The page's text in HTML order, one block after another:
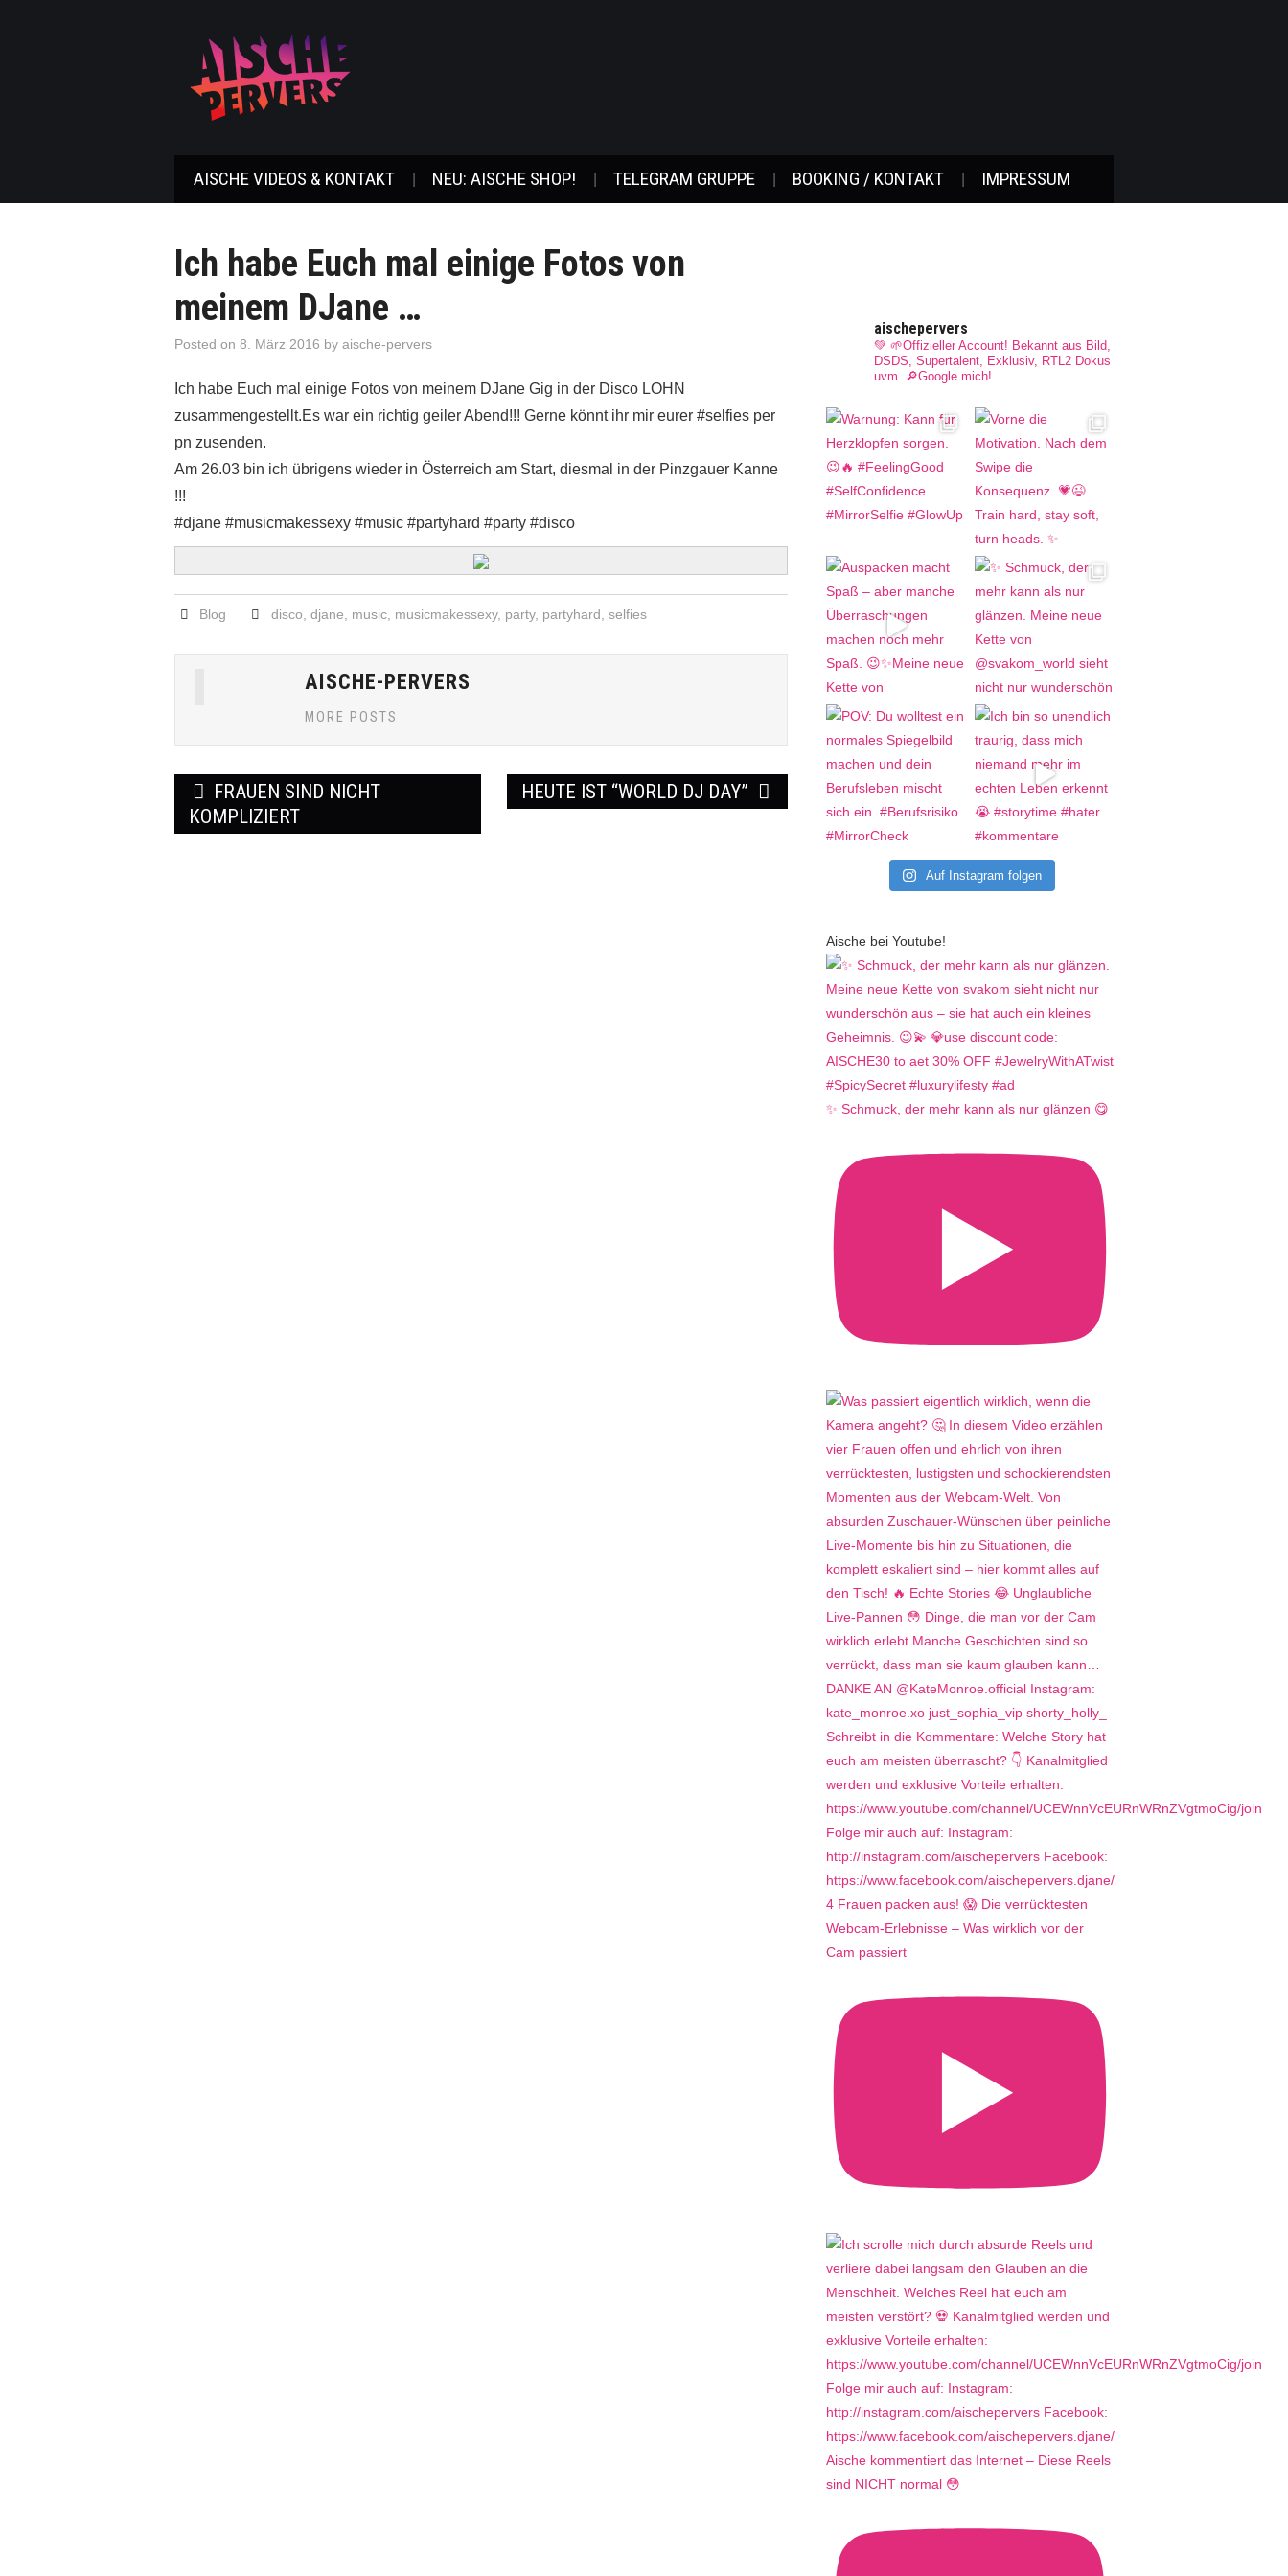
AISCHE VIDEOS & KONTAKT NEU: AISCHE SHOP! TELEGRAM GRUPPE BOOKING / KONTAKT IMPRESSUM
Ich habe Euch mal einige Fotos von
meinem DJane …
Posted on 8. März 2016 by aische-pervers
Ich habe Euch mal einige Fotos von meinem DJane Gig in der Disco LOHN
zusammengestellt.Es war ein richtig geiler Abend!!! Gerne könnt ihr mir eurer #selfies per
pn zusenden.
Am 26.03 bin ich übrigens wieder in Österreich am Start, diesmal in der Pinzgauer Kanne
!!!
#djane #musicmakessexy #music #partyhard #party #disco
Blog disco djane music, musicmakessexy, party, partyhard selfies
AISCHE-PERVERS
MORE POSTS
Post
navigation
FRAUEN SIND NICHT
KOMPLIZIERT
HEUTE IST “WORLD DJ DAY”
aischepervers
💚 🌱Offizieller Account! Bekannt aus Bild,
DSDS, Supertalent, Exklusiv, RTL2 Dokus
uvm. 🔎Google mich!
Auf Instagram folgen
Aische bei Youtube!
✨ Schmuck, der mehr kann als nur glänzen 😋
4 Frauen packen aus! 😱 Die verrücktesten
Webcam-Erlebnisse – Was wirklich vor der
Cam passiert
Aische kommentiert das Internet – Diese Reels
sind NICHT normal 😳